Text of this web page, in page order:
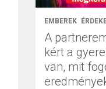
EMBEREK
A
kért a
van, mit